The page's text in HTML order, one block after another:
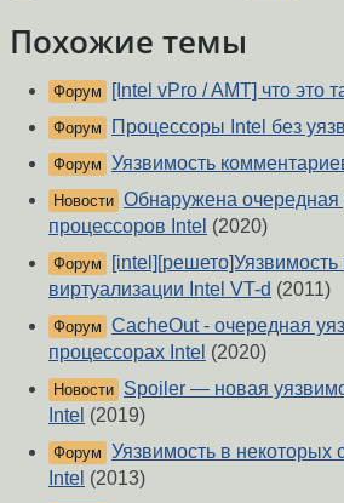
Похожие темы
Форум [Intel vPro / AMT] что это
Форум Процессоры Intel без
Форум Уязвимость
Новости Обнаружена очередная
процессоров Intel (2020)
Форум
виртуализации Intel VT-d (2011)
Форум CacheOut - очередная
процессорах Intel (2020)
Новости Spoiler — новая
Intel (2019)
Форум Уязвимость в некоторых
Intel (2013)